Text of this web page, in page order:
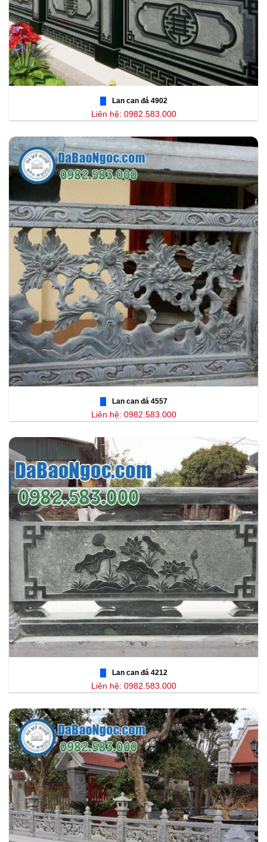
Lan can đá 4902
Liên hệ: 0982.583.000
Lan can đá 4557
Liên hệ: 0982.583.000
Lan can đá 4212
Liên hệ: 0982.583.000